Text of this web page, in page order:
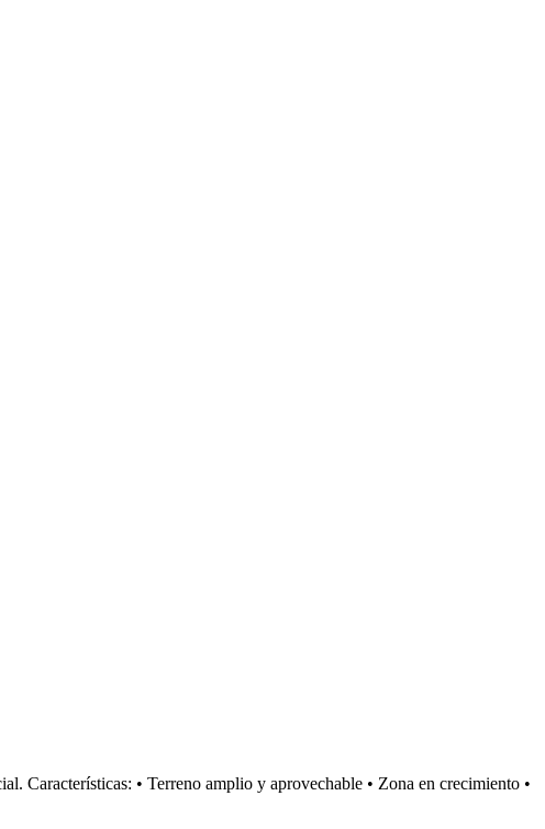
Características: • Terreno amplio y aprovechable • Zona en crecimiento •